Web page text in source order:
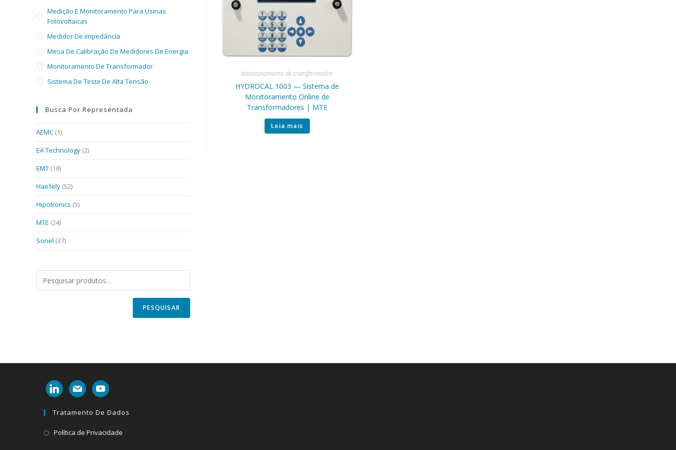
Monitoramento de transformador
HYDROCAL 1003 — Sistema de
Monitoramento Online de
Transformadores | MTE
Leia mais
Medição E Monitoramento Para Usinas
Fotovoltaicas
Medidor De Impedância
Mesa De Calibração De Medidores De Energia
Monitoramento De Transformador
Sistema De Teste De Alta Tensão
Busca Por Representada
AEMC (1)
EA Technology (2)
EMT (18)
Haefely (52)
Hipotronics (5)
MTE (24)
Sonel (37)
PESQUISAR
linkedinmail youtube
Tratamento De Dados
Política de Privacidade